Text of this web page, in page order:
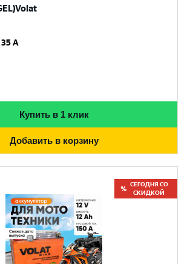
A
Купить в 1 клик
Добавить в корзину
СЕГОДНЯ СО
СКИДКОЙ